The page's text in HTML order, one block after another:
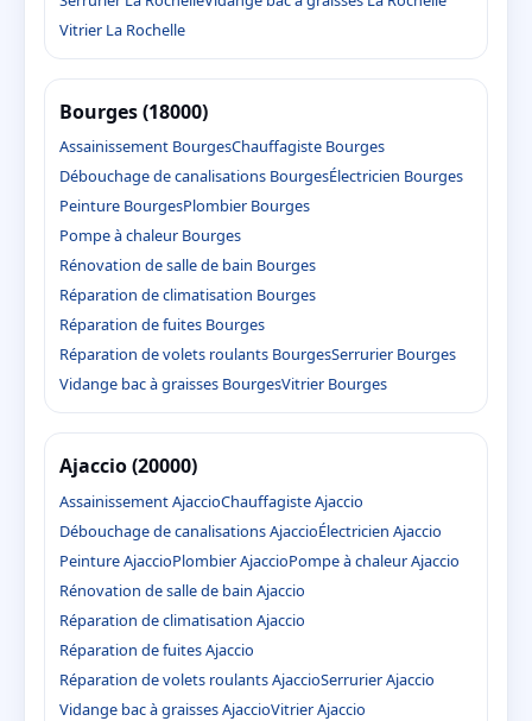
Vitrier La Rochelle
Bourges (18000)
Assainissement BourgesChauffagiste Bourges
Débouchage de canalisations BourgesÉlectricien Bourges
Peinture BourgesPlombier Bourges
Pompe à chaleur Bourges
Rénovation de salle de bain Bourges
Réparation de climatisation Bourges
Réparation de fuites Bourges
Réparation de volets roulants BourgesSerrurier Bourges
Vidange bac à graisses BourgesVitrier Bourges
Ajaccio (20000)
Assainissement AjaccioChauffagiste Ajaccio
Débouchage de canalisations AjaccioÉlectricien Ajaccio
Peinture AjaccioPlombier AjaccioPompe à chaleur Ajaccio
Rénovation de salle de bain Ajaccio
Réparation de climatisation Ajaccio
Réparation de fuites Ajaccio
Réparation de volets roulants AjaccioSerrurier Ajaccio
Vidange bac à graisses AjaccioVitrier Ajaccio